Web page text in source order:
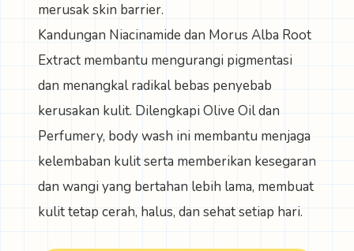
merusak skin barrier.
Kandungan Niacinamide dan Morus Alba Root
Extract membantu mengurangi pigmentasi
dan menangkal radikal bebas penyebab
kerusakan kulit. Dilengkapi Olive Oil dan
Perfumery, body wash ini membantu menjaga
kelembaban kulit serta memberikan kesegaran
dan wangi yang bertahan lebih lama, membuat
kulit tetap cerah, halus, dan sehat setiap hari.